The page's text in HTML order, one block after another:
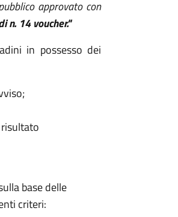
approvato con
n. 14 voucher."
in possesso dei
base delle
criteri: